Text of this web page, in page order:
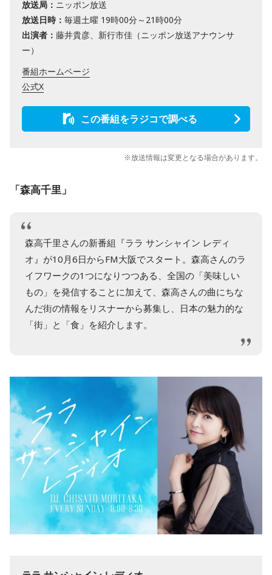
放送局： ニッポン放送
放送日時： 毎週土曜 19時00分～21時00分
出演者： 藤井貴彦、新行市佳（ニッポン放送アナウンサ
ー）
番組ホームページ
公式X
この番組をラジコで調べる
※放送情報は変更となる場合があります。
「森高千里」
森高千里さんの新番組『ララ サンシャイン レディ
オ』が10月6日からFM大阪でスタート。森高さんのラ
イフワークの1つになりつつある、全国の「美味しい
もの」を発信することに加えて、森高さんの曲にちな
んだ街の情報をリスナーから募集し、日本の魅力的な
「街」と「食」を紹介します。